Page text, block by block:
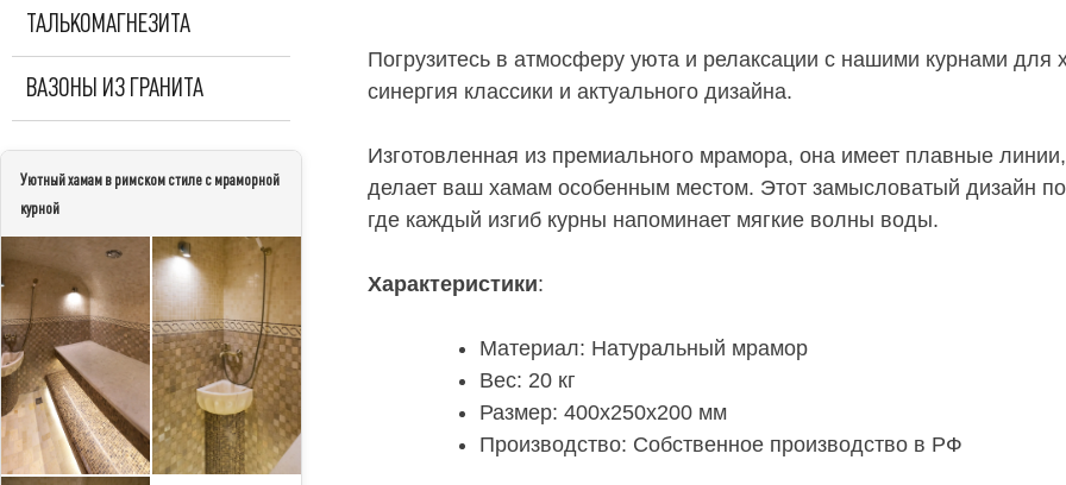
ТАЛЬКОМАГНЕЗИТА
ВАЗОНЫ ИЗ ГРАНИТА
Уютный хамам в римском стиле с мраморной
курной
Погрузитесь в атмосферу уюта и релаксации с нашими курнами для
синергия классики и актуального дизайна.
Изготовленная из премиального мрамора, она имеет плавные
делает ваш хамам особенным местом. Этот замысловатый дизайн
где каждый изгиб курны напоминает мягкие волны воды.
Характеристики:
Материал: Натуральный мрамор
Вес: 20 кг
Размер: 400х250х200 мм
Производство: Собственное производство в РФ